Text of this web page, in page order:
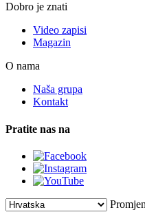
Dobro je znati
Video zapisi
Magazin
O nama
Naša grupa
Kontakt
Pratite nas na